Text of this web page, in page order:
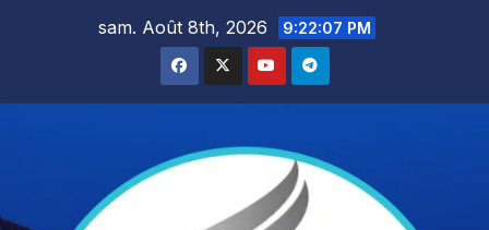
sam. Août 8th, 2026 9:22:09 PM